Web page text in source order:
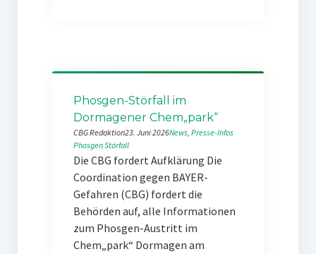
Phosgen-Störfall im
Dormagener Chem„park“
CBG Redaktion23. Juni 2026News, Presse-Infos
PhosgenStörfall
Die CBG fordert Aufklärung Die
Coordination gegen BAYER-
Gefahren (CBG) fordert die
Behörden auf, alle Informationen
zum Phosgen-Austritt im
Chem„park“ Dormagen am